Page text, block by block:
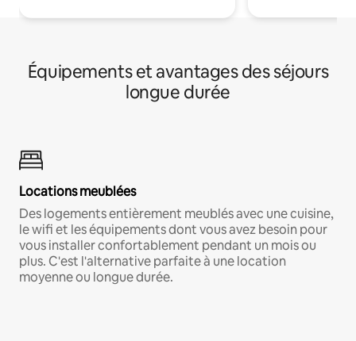
Équipements et avantages des séjours
longue durée
Locations meublées
Des logements entièrement meublés avec une cuisine,
le wifi et les équipements dont vous avez besoin pour
vous installer confortablement pendant un mois ou
plus. C'est l'alternative parfaite à une location
moyenne ou longue durée.